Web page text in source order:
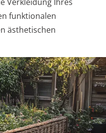
funktionalen
ästhetischen